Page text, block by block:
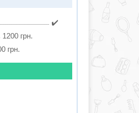
✔️
1200 грн.
грн.